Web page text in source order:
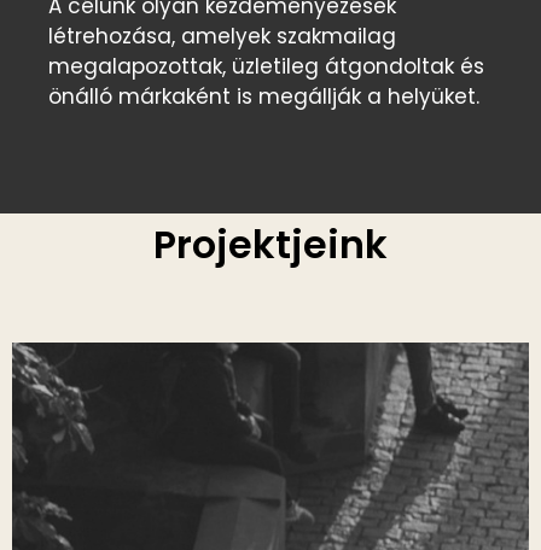
létrehozása, amelyek szakmailag
megalapozottak, üzletileg átgondoltak és
önálló márkaként is megállják a helyüket.
Projektjeink